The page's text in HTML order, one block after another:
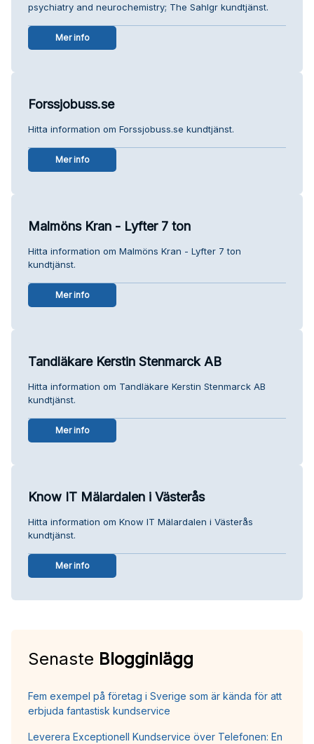
psychiatry and neurochemistry; The Sahlgr kundtjänst.
Mer info
Forssjobuss.se
Hitta information om Forssjobuss.se kundtjänst.
Mer info
Malmöns Kran - Lyfter 7 ton
Hitta information om Malmöns Kran - Lyfter 7 ton
kundtjänst.
Mer info
Tandläkare Kerstin Stenmarck AB
Hitta information om Tandläkare Kerstin Stenmarck AB
kundtjänst.
Mer info
Know IT Mälardalen i Västerås
Hitta information om Know IT Mälardalen i Västerås
kundtjänst.
Mer info
Senaste Blogginlägg
Fem exempel på företag i Sverige som är kända för att
erbjuda fantastisk kundservice
Leverera Exceptionell Kundservice över Telefonen: En